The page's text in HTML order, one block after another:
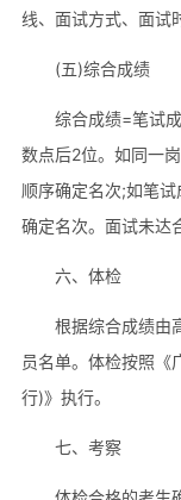
线、面试方式、面试
(五)综合成绩
综合成绩=笔试
数点后2位。如同一
顺序确定名次;如笔
确定名次。面试未达
六、体检
根据综合成绩由
员名单。体检按照《
行)》执行。
七、考察